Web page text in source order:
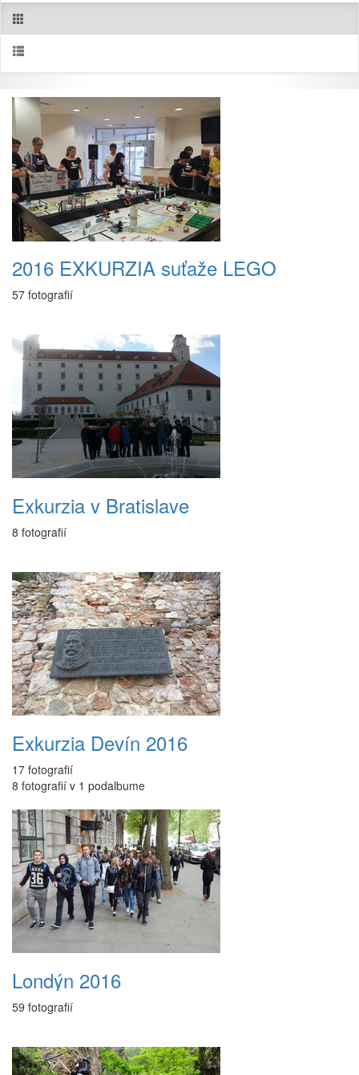
2016 EXKURZIA suťaže LEGO
57 fotografií
Exkurzia v Bratislave
8 fotografií
Exkurzia Devín 2016
17 fotografií
8 fotografií v 1 podalbume
Londýn 2016
59 fotografií